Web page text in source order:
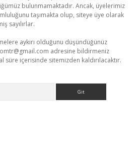
bulunmamaktadır. Ancak, üyelerimiz
taşımakta olup, siteye üye olarak
sayılırlar.
aykırı olduğunu düşündüğünüz
adresine bildirmeniz
süre içerisinde sitemizden kaldırılacaktır.